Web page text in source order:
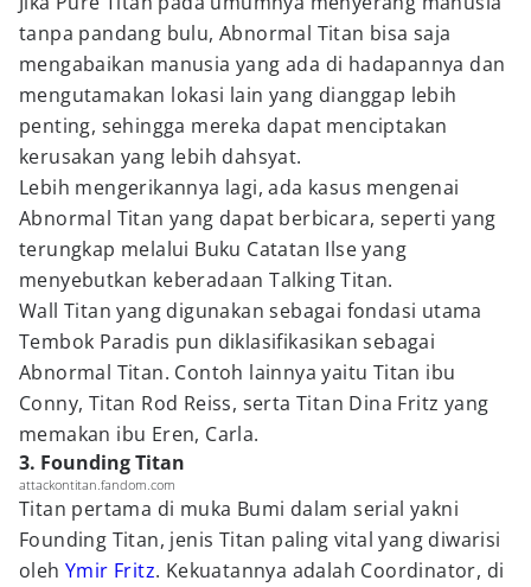
tanpa pandang bulu, Abnormal Titan bisa saja
mengabaikan manusia yang ada di hadapannya dan
mengutamakan lokasi lain yang dianggap lebih
penting, sehingga mereka dapat menciptakan
kerusakan yang lebih dahsyat.
Lebih mengerikannya lagi, ada kasus mengenai
Abnormal Titan yang dapat berbicara, seperti yang
terungkap melalui Buku Catatan Ilse yang
menyebutkan keberadaan Talking Titan.
Wall Titan yang digunakan sebagai fondasi utama
Tembok Paradis pun diklasifikasikan sebagai
Abnormal Titan. Contoh lainnya yaitu Titan ibu
Conny, Titan Rod Reiss, serta Titan Dina Fritz yang
memakan ibu Eren, Carla.
3. Founding Titan
attackontitan.fandom.com
Titan pertama di muka Bumi dalam serial yakni
Founding Titan, jenis Titan paling vital yang diwarisi
oleh Ymir Fritz. Kekuatannya adalah Coordinator, di